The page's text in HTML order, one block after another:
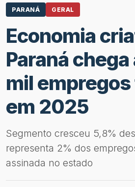
PARANÁ GERAL
Economia
Paraná chega
mil
em 2025
Segmento cresceu 5,8%
representa 2% dos
assinada no estado